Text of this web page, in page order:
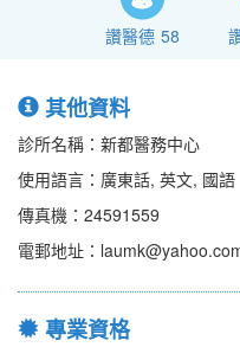
讚醫德 58
其他資料
診所名稱：新都醫務中心
使用語言：廣東話, 英文, 國語
傳真機：24591559
電郵地址：
專業資格